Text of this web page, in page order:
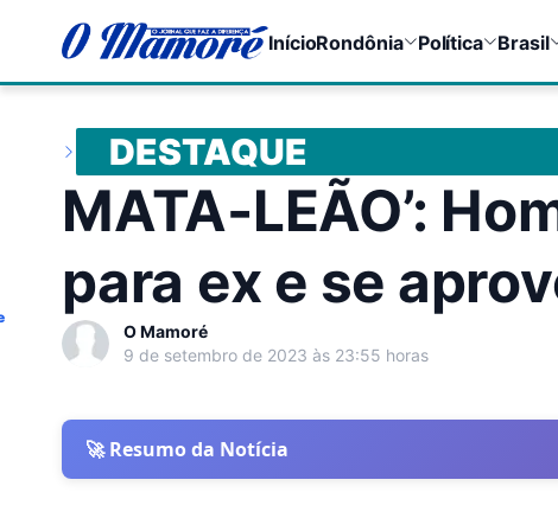
InícioRondônia Política Brasil
DESTAQUE
MATA-LEÃO’:
para ex e se
O Mamoré
9 de setembro de 2023 às 23:55 horas
🚀 Resumo da Notícia